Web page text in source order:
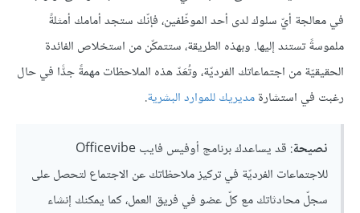
في معالجة أيّ سلوك لدى أحد الموظّفين، فإنّك ستجد أمامك أمثلةً
ملموسةً تستند إليها. وبهذه الطريقة، ستتمكّن من استخلاص الفائدة
الحقيقيّة من اجتماعاتك الفرديّة، وتُعَدّ هذه الملاحظات مهمةً جدًّا في حال
رغبت في استشارةمديريك للموارد البشرية.
نصيحة
: قد يساعدك برنامج أوفيس فايب Officevibe
للاجتماعات الفرديّة في تركيز ملاحظاتك عن الاجتماع لتحصل على
سجلّ محادثاتك مع كلّ عضو في فريق العمل، كما يمكنك إنشاء